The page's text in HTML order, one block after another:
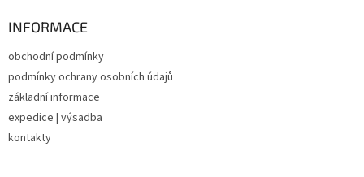
INFORMACE
obchodní podmínky
podmínky ochrany osobních údajů
základní informace
expedice | výsadba
kontakty